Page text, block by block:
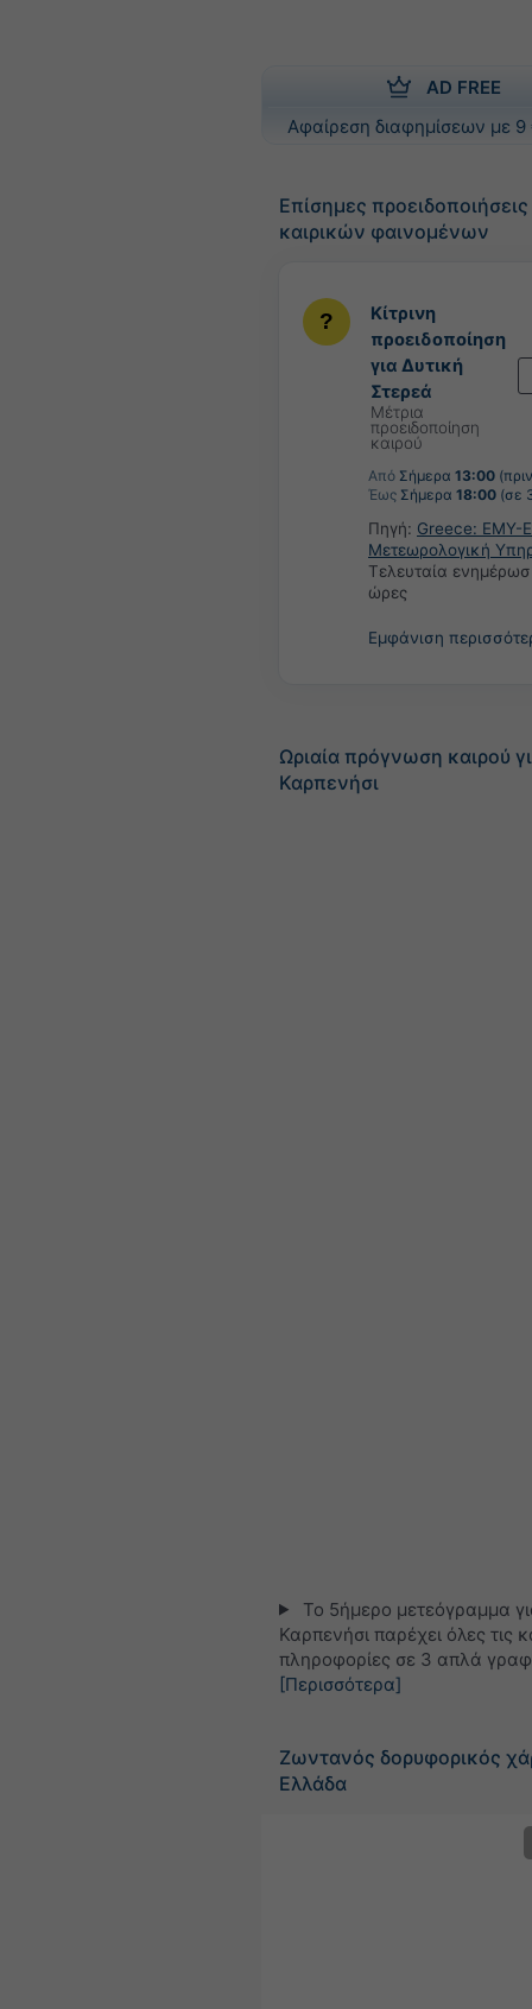
AD FREE
Αφαίρεση διαφημίσεων με 9
Επίσημες
καιρικών φαινομένων
Κίτρινη
προειδοποίηση
για Δυτική
Στερεά
Μέτρια
προειδοποίηση
καιρού
Από Σήμερα 13:00
Έως Σήμερα 18:00 (σε
Πηγή: Greece: ΕΜΥ-
Μετεωρολογική
Τελευταία
ώρες
Εμφάνιση
Ωριαία πρόγνωση καιρού
Καρπενήσι
Το 5ήμερο μετεόγραμμα
Καρπενήσι παρέχει όλες τις
πληροφορίες σε 3 απλά
[Περισσότερα]
Ζωντανός δορυφορικός
Ελλάδα